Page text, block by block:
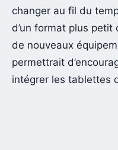
changer au fil du
d’un format plus
de nouveaux
permettrait
intégrer les tablettes